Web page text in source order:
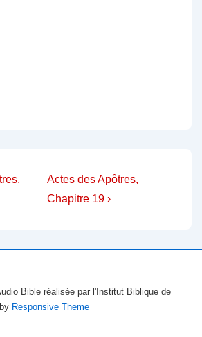
Next
Post
Actes des Apôtres,
Chapitre 19 ›
Bible réalisée par l'Institut Biblique de
Responsive Theme